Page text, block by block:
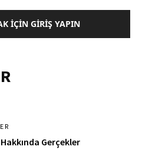
İÇIN GIRIŞ YAPIN
Gerçekler